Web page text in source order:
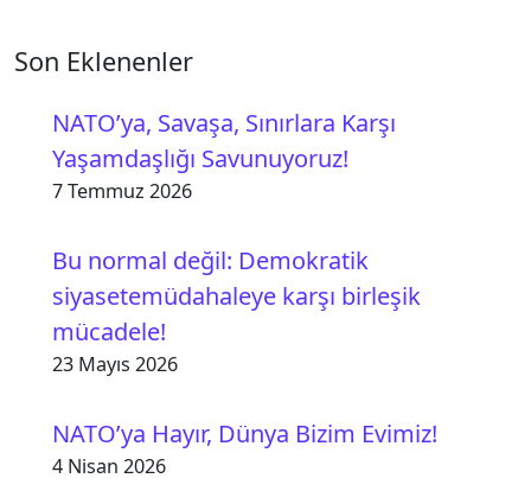
Son Eklenenler
NATO’ya, Savaşa, Sınırlara Karşı
Yaşamdaşlığı Savunuyoruz!
7 Temmuz 2026
Bu normal değil: Demokratik
siyasetemüdahaleye karşı birleşik
mücadele!
23 Mayıs 2026
NATO’ya Hayır, Dünya Bizim Evimiz!
4 Nisan 2026